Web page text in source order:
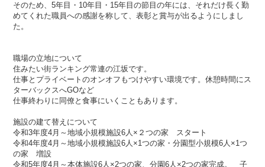
そのため、5年目・10年目・15年目の節目の年には、それだけ長く勤
めてくれた職員への感謝を称して、表彰と賞与が出るようにしまし
た。
職場の立地について
住みたい街ランキング常連の江坂です。
仕事とプライベートのオンオフもつけやすい環境です。休憩時間にス
ターバックスへGOなど
仕事終わりに同僚と食事にいくこともあります。
施設の建て替えについて
令和3年度4月～地域小規模施設6人×２つの家 スタート
令和4年度4月～地域小規模施設6人×1つの家・分園型小規模6人×1つ
の家 増設
令和5年度4月～本体施設6人×2つの家、分園6人×2つの家完成。 子